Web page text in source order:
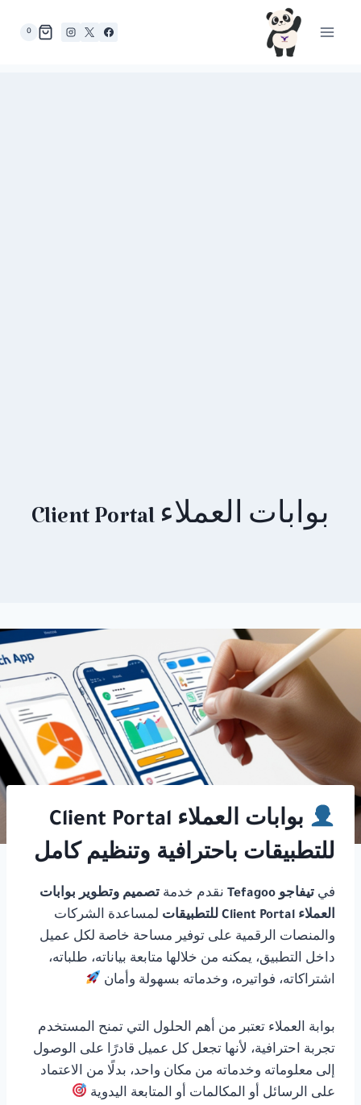
0
بوابات العملاء Client Portal
بوابات العملاء Client Portal
للتطبيقات باحترافية وتنظيم كامل
في تيفاجو Tefagoo نقدم خدمة تصميم وتطوير بوابات
العملاء Client Portal للتطبيقات
لمساعدة الشركات
والمنصات الرقمية على توفير مساحة خاصة لكل عميل
داخل التطبيق، يمكنه من خلالها متابعة بياناته، طلباته،
اشتراكاته، فواتيره، وخدماته بسهولة وأمان
بوابة العملاء تعتبر من أهم الحلول التي تمنح المستخدم
تجربة احترافية، لأنها تجعل كل عميل قادرًا على الوصول
إلى معلوماته وخدماته من مكان واحد، بدلًا من الاعتماد
على الرسائل أو المكالمات أو المتابعة اليدوية